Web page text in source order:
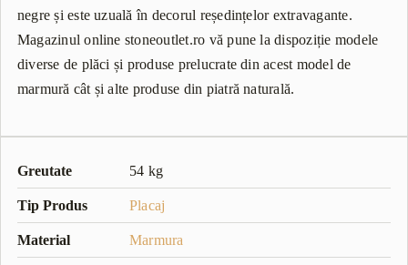
negre și este uzuală în decorul reședințelor extravagante.
Magazinul online stoneoutlet.ro vă pune la dispoziție modele
diverse de plăci și produse prelucrate din acest model de
marmură cât și alte produse din piatră naturală.
Greutate 54 kg
Tip Produs Placaj
Material Marmura